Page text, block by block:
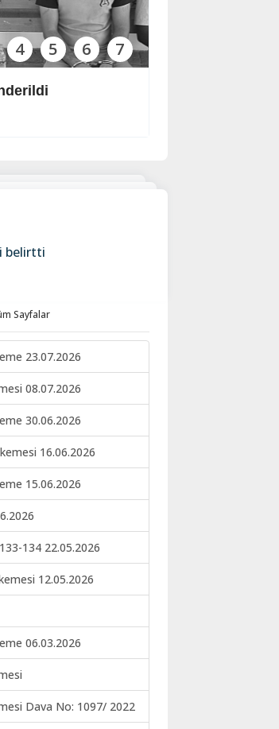
4 5 6 7
belirtti
Sayfalar
23.07.2026
08.07.2026
30.06.2026
16.06.2026
15.06.2026
134 22.05.2026
12.05.2026
06.03.2026
Dava No: 1097/ 2022